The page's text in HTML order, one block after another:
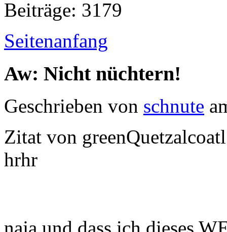
Beiträge: 3179
Seitenanfang
Aw: Nicht nüchtern!
Geschrieben von schnute
Zitat von
hrhr